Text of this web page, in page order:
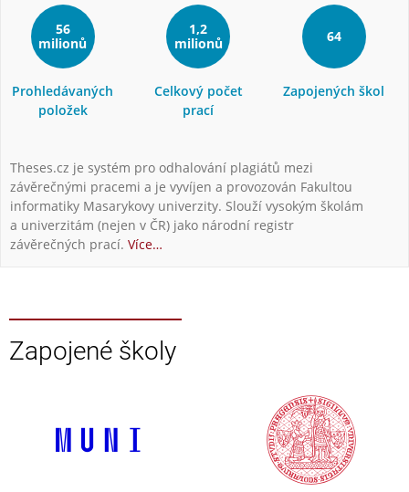
56
milionů
Prohledávaných
položek
1,2
milionů
Celkový počet
prací
64
Zapojených škol
Theses.cz je systém pro odhalování plagiátů mezi
závěrečnými pracemi a je vyvíjen a provozován Fakultou
informatiky Masarykovy univerzity. Slouží vysokým školám
a univerzitám (nejen v ČR) jako národní registr
závěrečných prací. Více…
Zapojené školy